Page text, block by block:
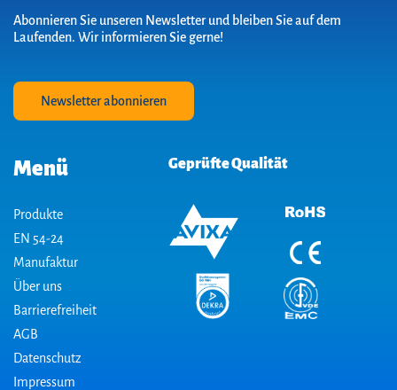
Abonnieren Sie unseren Newsletter und bleiben Sie auf dem
Laufenden. Wir informieren Sie gerne!
Newsletter abonnieren
Menü
Produkte
EN 54-24
Manufaktur
Über uns
Barrierefreiheit
AGB
Datenschutz
Impressum
Geprüfte Qualität